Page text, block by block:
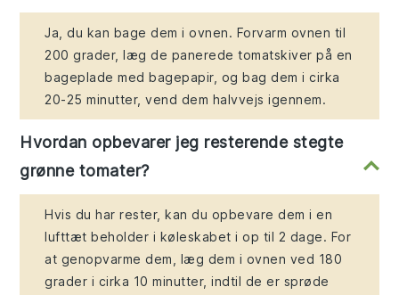
Ja, du kan bage dem i ovnen. Forvarm ovnen til
200 grader, læg de panerede tomatskiver på en
bageplade med bagepapir, og bag dem i cirka
20-25 minutter, vend dem halvvejs igennem.
Hvordan opbevarer jeg resterende stegte
grønne tomater?
Hvis du har rester, kan du opbevare dem i en
lufttæt beholder i køleskabet i op til 2 dage. For
at genopvarme dem, læg dem i ovnen ved 180
grader i cirka 10 minutter, indtil de er sprøde